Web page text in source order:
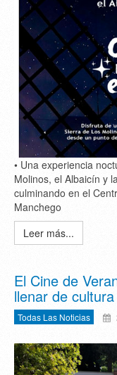
• Una experiencia
Molinos, el Albaicín y
culminando en el
Manchego
Leer más...
El Cine de
llenar de
Todas Las Noticias